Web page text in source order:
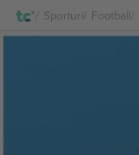
Sporturi Football